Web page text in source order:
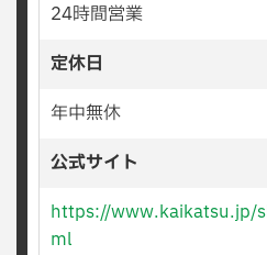
24時間営業
定休日
年中無休
公式サイト
https://www.kaikatsu.jp/
ml